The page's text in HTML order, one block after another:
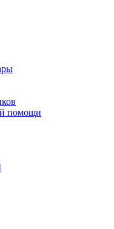
помощи